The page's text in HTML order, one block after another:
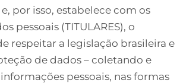
por isso, estabelece com os
pessoais (TITULARES), o
respeitar a legislação brasileira e
de dados – coletando e
pessoais, nas formas